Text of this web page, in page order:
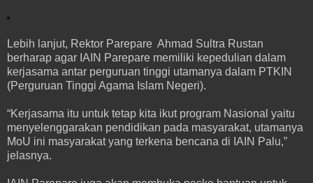
Lebih lanjut, Rektor Parepare Ahmad Sultra Rustan
berharap agar IAIN Parepare memiliki kepedulian dalam
kerjasama antar perguruan tinggi utamanya dalam PTKIN
(Perguruan Tinggi Agama Islam Negeri).
“Kerjasama itu untuk tetap kita ikut program Nasional yaitu
menyelenggarakan pendidikan pada masyarakat, utamanya
MoU ini masyarakat yang terkena bencana di IAIN Palu,”
jelasnya.